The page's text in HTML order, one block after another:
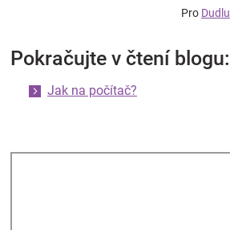
Pro Dudlu
Pokračujte v čtení blogu:
Jak na počítač?